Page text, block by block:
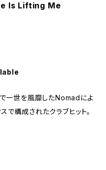
Is Lifting Me
世を風靡したNomadによ
で構成されたクラブヒット。